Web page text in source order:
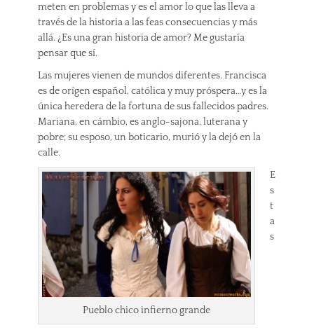
meten en problemas y es el amor lo que las lleva a
través de la historia a las feas consecuencias y más
allá. ¿Es una gran historia de amor? Me gustaría
pensar que sí.
Las mujeres vienen de mundos diferentes. Francisca
es de orígen español, católica y muy próspera…y es la
única heredera de la fortuna de sus fallecidos padres.
Mariana, en cámbio, es anglo-sajona, luterana y
pobre; su esposo, un boticario, murió y la dejó en la
calle.
Pueblo chico infierno grande
E
s
t
a
s